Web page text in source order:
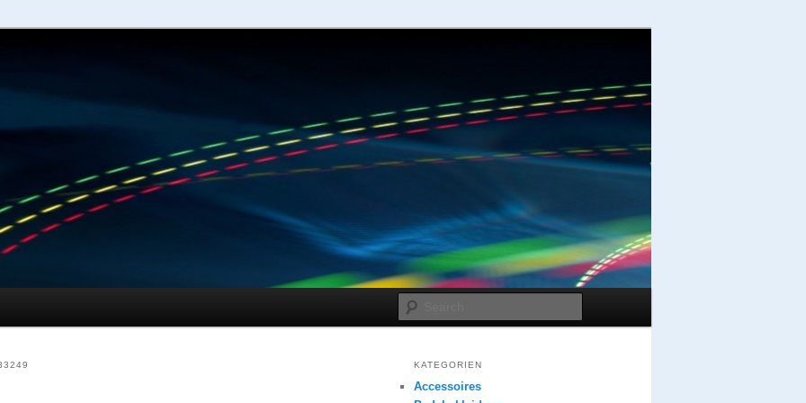
online
KATEGORIEN
Accessoires